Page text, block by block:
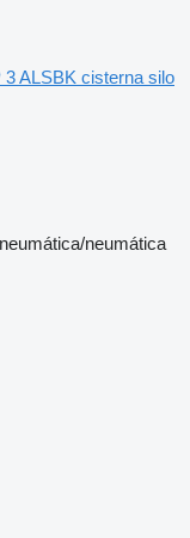
3 ALSBK cisterna silo
neumática/neumática